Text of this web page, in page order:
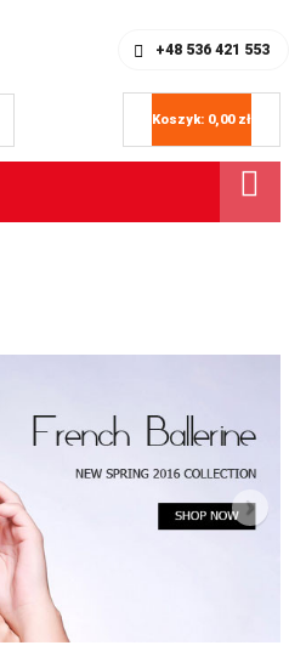
+48 536 421 553
Koszyk: 0,00 zł